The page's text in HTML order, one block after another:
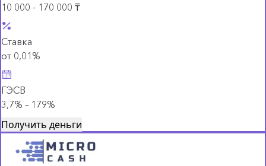
10 000 - 170 000 ₸
Ставка
от 0,01%
ГЭСВ
3,7% – 179%
Получить деньги